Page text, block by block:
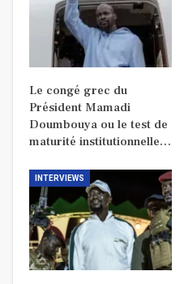
Le congé grec du
Président Mamadi
Doumbouya ou le test de
maturité institutionnelle…
INTERVIEWS